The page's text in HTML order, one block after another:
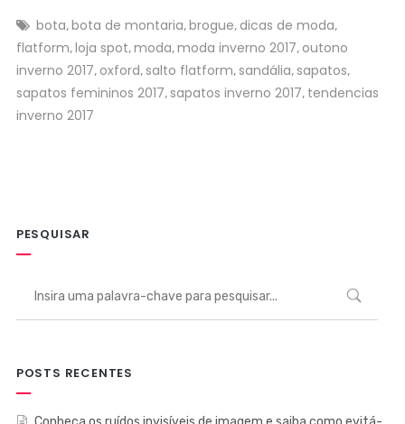
bota,bota de montaria,brogue, dicas de moda,
flatform,loja spot,moda,moda inverno 2017, outono
inverno 2017, oxford, salto flatform, sandália, sapatos,
sapatos femininos 2017, sapatos inverno 2017, tendencias
inverno 2017
PESQUISAR
POSTS RECENTES